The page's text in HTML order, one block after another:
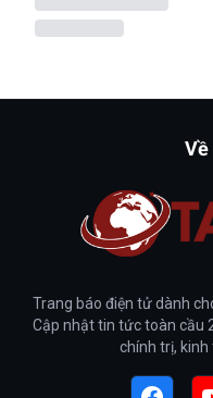
Về
Trang báo điện tử dành
Cập nhật tin tức toàn cầu
chính trị, kinh